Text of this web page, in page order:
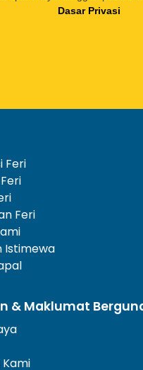
Dasar Privasi
Feri
Feri
Istimewa
& Maklumat